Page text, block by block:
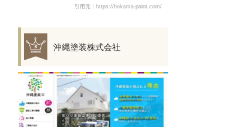
引用元：https://hokama-paint.com/
沖縄塗装株式会社